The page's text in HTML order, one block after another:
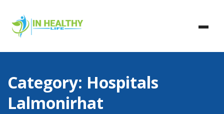
content
In Healthy Life
In Healthy Life, Healthy Life, Health Life, Doctor List,
Doctor Listing
Category: Hospitals
Lalmonirhat